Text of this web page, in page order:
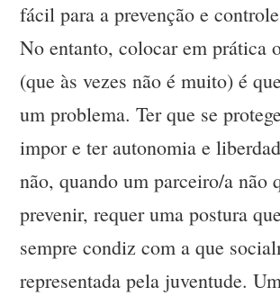
fácil para a prevenção e
No entanto, colocar em prática
(que às vezes não é muito) é
um problema. Ter que se
impor e ter autonomia e
não, quando um parceiro/a não
prevenir, requer uma postura
sempre condiz com a que
representada pela juventude.